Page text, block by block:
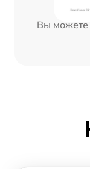
Вы можете